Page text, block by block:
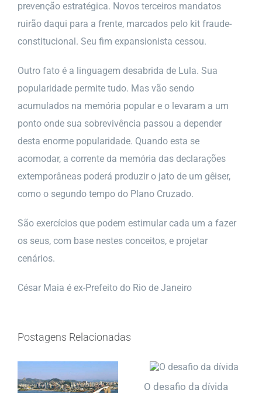
prevenção estratégica. Novos terceiros mandatos
ruirão daqui para a frente, marcados pelo kit fraude-
constitucional. Seu fim expansionista cessou.
Outro fato é a linguagem desabrida de Lula. Sua
popularidade permite tudo. Mas vão sendo
acumulados na memória popular e o levaram a um
ponto onde sua sobrevivência passou a depender
desta enorme popularidade. Quando esta se
acomodar, a corrente da memória das declarações
extemporâneas poderá produzir o jato de um gêiser,
como o segundo tempo do Plano Cruzado.
São exercícios que podem estimular cada um a fazer
os seus, com base nestes conceitos, e projetar
cenários.
César Maia é ex-Prefeito do Rio de Janeiro
Postagens Relacionadas
O desafio da dívida